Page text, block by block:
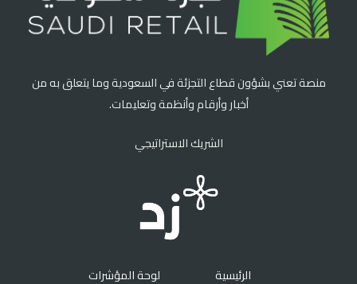
منصة تعني بشؤون قطاع التجزئة في السعودية وما يتعلق به من
أخبار وأرقام وأنظمة وتعليمات.
الشريك الاستراتيجي
الرئيسية لوحة المؤشرات